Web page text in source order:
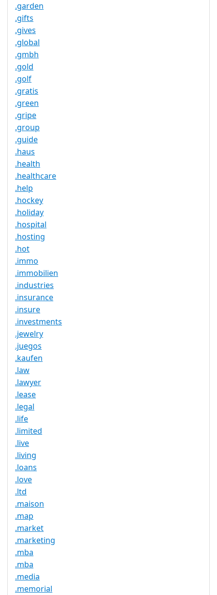
.garden
.gifts
.gives
.global
.gmbh
.gold
.golf
.gratis
.green
.gripe
.group
.guide
.haus
.health
.healthcare
.help
.hockey
.holiday
.hospital
.hosting
.hot
.immo
.immobilien
.industries
.insurance
.insure
.investments
.jewelry
.juegos
.kaufen
.law
.lawyer
.lease
.legal
.life
.limited
.live
.living
.loans
.love
.ltd
.maison
.map
.market
.marketing
.mba
.mba
.media
.memorial